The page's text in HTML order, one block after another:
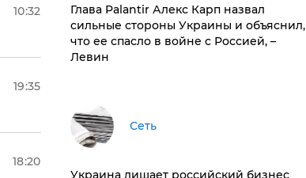
10:32
19:35
18:20
Глава Palantir Алекс Карп назвал
сильные стороны Украины и объяснил,
что ее спасло в войне с Россией, –
Левин
Сеть
​Украина лишает российский бизнес